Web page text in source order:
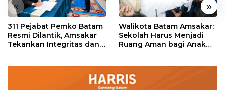
« »
311 Pejabat Pemko Batam
Resmi Dilantik, Amsakar
Tekankan Integritas dan
Walikota Batam Amsakar:
Sekolah Harus Menjadi
Ruang Aman bagi Anak